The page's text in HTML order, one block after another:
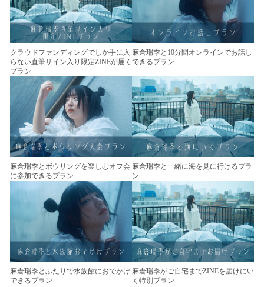
クラウドファンディングでしか手に入
らない直筆サイン入り限定ZINEが届く
プラン
麻倉瑞季と10分間オンラインでお話し
できるプラン
麻倉瑞季とボウリングを楽しむオフ会
に参加できるプラン
麻倉瑞季と一緒に海を見に行けるプラ
ン
麻倉瑞季とふたりで水族館におでかけ
できるプラン
麻倉瑞季がご自宅までZINEを届けにい
く特別プラン